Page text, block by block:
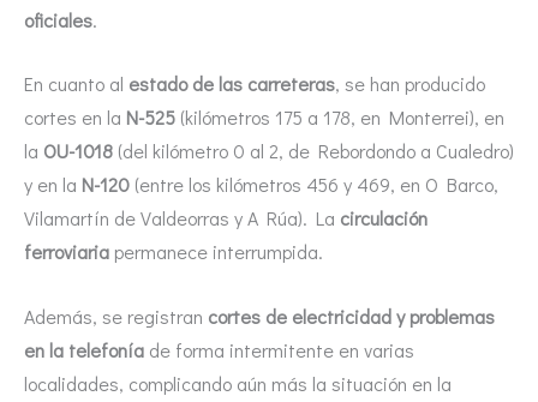
oficiales.
En cuanto al estado de las carreteras, se han producido
cortes en la N-525 (kilómetros 175 a 178, en Monterrei), en
la OU-1018 (del kilómetro 0 al 2, de Rebordondo a Cualedro)
y en la N-120 (entre los kilómetros 456 y 469, en O Barco,
Vilamartín de Valdeorras y A Rúa). La circulación
ferroviaria permanece interrumpida.
Además, se registran cortes de electricidad y problemas
en la telefonía de forma intermitente en varias
localidades, complicando aún más la situación en la